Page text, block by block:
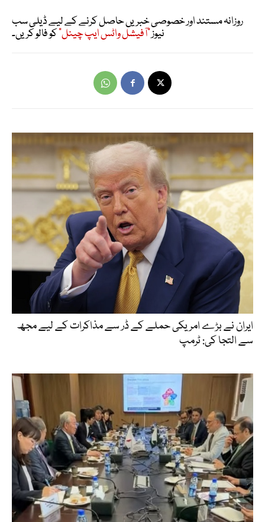
روزانہ مستند اور خصوصی خبریں حاصل کرنے کے لیے ڈیلی سب
نیوز"آفیشل واٹس ایپ چینل"کو فالو کریں۔
ایران نے بڑے امریکی حملے کے ڈر سے مذاکرات کے لیے مجھ
سے التجا کی: ٹرمپ